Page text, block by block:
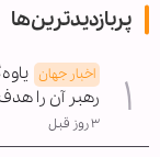
پربازدیدترین‌ها
اخبار جهان
رهبر آن را
۳ روز قبل